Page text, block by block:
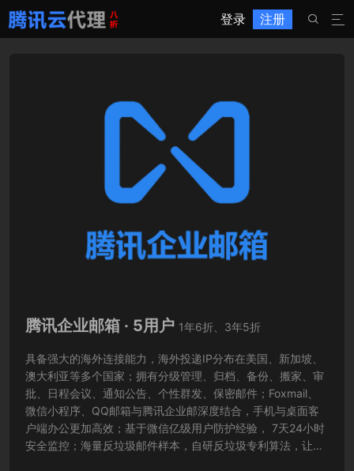
登录 注册 

腾讯企业邮箱 · 5用户 1年6折、3年5折
具备强大的海外连接能力，海外投递IP分布在美国、新加坡、
澳大利亚等多个国家；拥有分级管理、归档、备份、搬家、审
批、日程会议、通知公告、个性群发、保密邮件；Foxmail、
微信小程序、QQ邮箱与腾讯企业邮深度结合，手机与桌面客
户端办公更加高效；基于微信亿级用户防护经验， 7天24小时
安全监控；海量反垃圾邮件样本，自研反垃圾专利算法，让工